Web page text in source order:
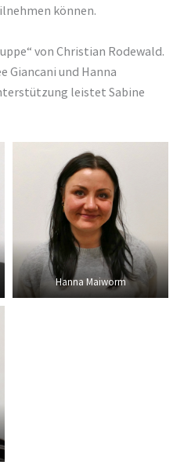
können.
von Christian Rodewald.
Giancani und Hanna
leistet Sabine
Hanna Maiworm